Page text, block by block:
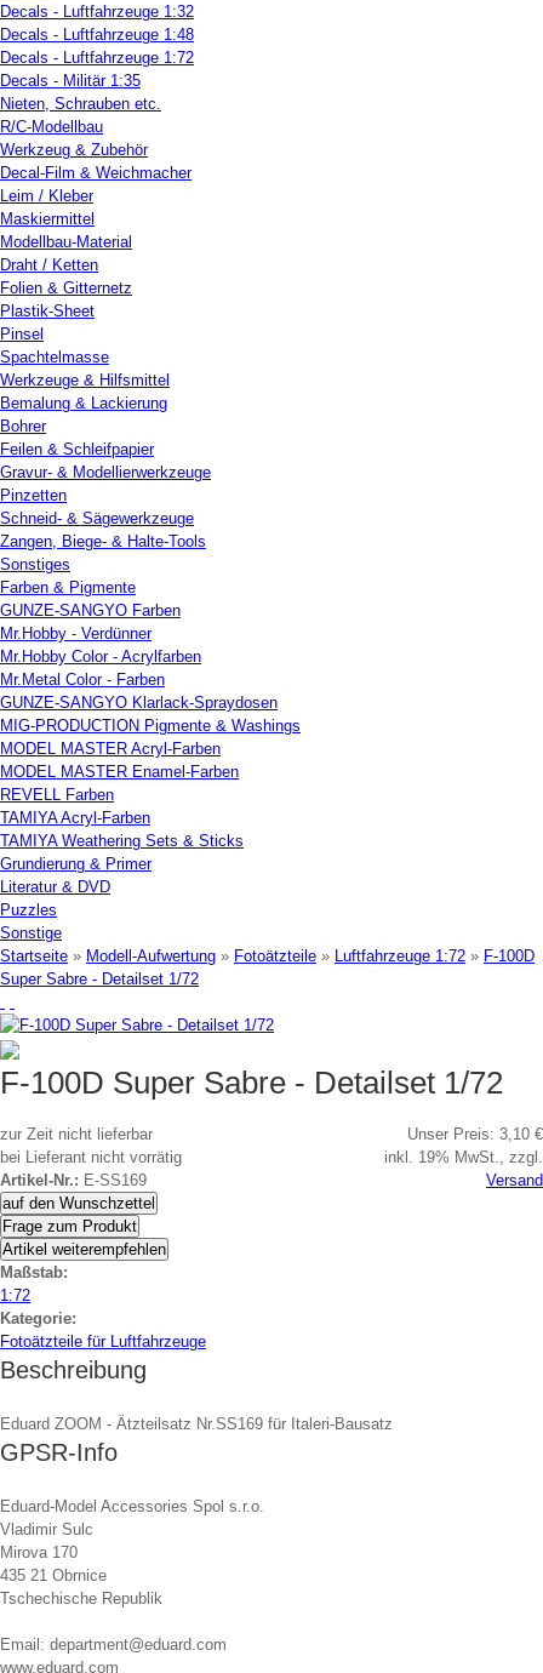
Decals - Luftfahrzeuge 1:32
Decals - Luftfahrzeuge 1:48
Decals - Luftfahrzeuge 1:72
Decals - Militär 1:35
Nieten, Schrauben etc.
R/C-Modellbau
Werkzeug & Zubehör
Decal-Film & Weichmacher
Leim / Kleber
Maskiermittel
Modellbau-Material
Draht / Ketten
Folien & Gitternetz
Plastik-Sheet
Pinsel
Spachtelmasse
Werkzeuge & Hilfsmittel
Bemalung & Lackierung
Bohrer
Feilen & Schleifpapier
Gravur- & Modellierwerkzeuge
Pinzetten
Schneid- & Sägewerkzeuge
Zangen, Biege- & Halte-Tools
Sonstiges
Farben & Pigmente
GUNZE-SANGYO Farben
Mr.Hobby - Verdünner
Mr.Hobby Color - Acrylfarben
Mr.Metal Color - Farben
GUNZE-SANGYO Klarlack-Spraydosen
MIG-PRODUCTION Pigmente & Washings
MODEL MASTER Acryl-Farben
MODEL MASTER Enamel-Farben
REVELL Farben
TAMIYA Acryl-Farben
TAMIYA Weathering Sets & Sticks
Grundierung & Primer
Literatur & DVD
Puzzles
Sonstige
Startseite » Modell-Aufwertung » Fotoätzteile » Luftfahrzeuge 1:72 » F-100D
Super Sabre - Detailset 1/72
F-100D Super Sabre - Detailset 1/72
zur Zeit nicht lieferbar
bei Lieferant nicht vorrätig
Artikel-Nr.: E-SS169
auf den Wunschzettel
Frage zum Produkt
Artikel weiterempfehlen
Unser Preis: 3,10 €
inkl. 19% MwSt., zzgl.
Versand
Maßstab:
1:72
Kategorie:
Fotoätzteile für Luftfahrzeuge
Beschreibung
Eduard ZOOM - Ätzteilsatz Nr.SS169 für Italeri-Bausatz
GPSR-Info
Eduard-Model Accessories Spol s.r.o.
Vladimir Sulc
Mirova 170
435 21 Obrnice
Tschechische Republik
Email: department@eduard.com
www.eduard.com